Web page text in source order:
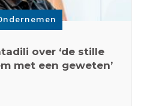
over ‘de stille
met een geweten’